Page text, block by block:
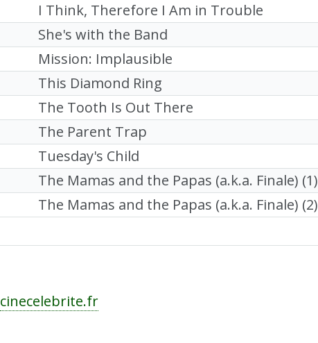
I Think, Therefore I Am in Trouble
She's with the Band
Mission: Implausible
This Diamond Ring
The Tooth Is Out There
The Parent Trap
Tuesday's Child
The Mamas and the Papas (a.k.a. Finale) (1)
The Mamas and the Papas (a.k.a. Finale) (2)
cinecelebrite.fr